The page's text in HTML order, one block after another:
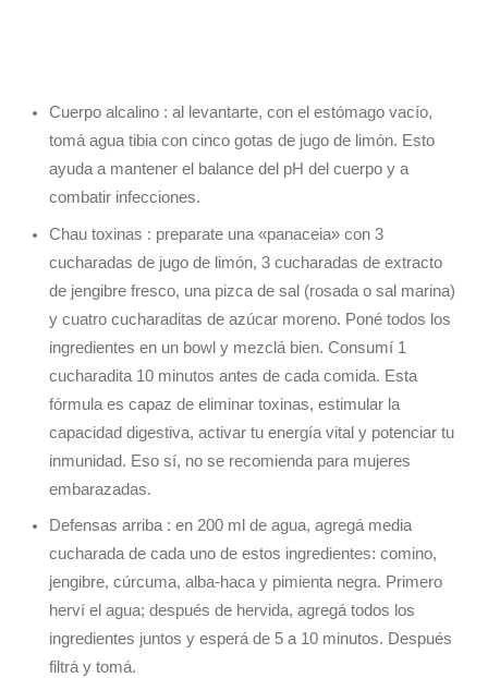
Cuerpo alcalino : al levantarte, con el estómago vacío,
tomá agua tibia con cinco gotas de jugo de limón. Esto
ayuda a mantener el balance del pH del cuerpo y a
combatir infecciones.
Chau toxinas : preparate una «panaceia» con 3
cucharadas de jugo de limón, 3 cucharadas de extracto
de jengibre fresco, una pizca de sal (rosada o sal marina)
y cuatro cucharaditas de azúcar moreno. Poné todos los
ingredientes en un bowl y mezclá bien. Consumí 1
cucharadita 10 minutos antes de cada comida. Esta
fórmula es capaz de eliminar toxinas, estimular la
capacidad digestiva, activar tu energía vital y potenciar tu
inmunidad. Eso sí, no se recomienda para mujeres
embarazadas.
Defensas arriba : en 200 ml de agua, agregá media
cucharada de cada uno de estos ingredientes: comino,
jengibre, cúrcuma, alba-haca y pimienta negra. Primero
herví el agua; después de hervida, agregá todos los
ingredientes juntos y esperá de 5 a 10 minutos. Después
filtrá y tomá.